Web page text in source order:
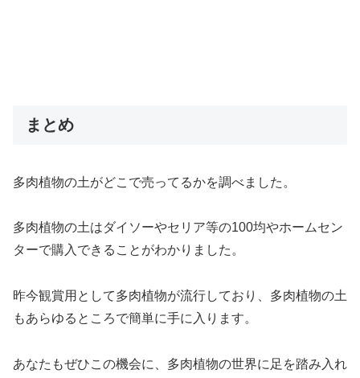
まとめ
多肉植物の土がどこで売ってるかを調べました。
多肉植物の土はダイソーやセリア等の100均やホームセン
ターで購入できることがわかりました。
昨今観賞用として多肉植物が流行しており、多肉植物の土
もあらゆるところで簡単に手に入ります。
あなたもぜひこの機会に、多肉植物の世界に足を踏み入れ